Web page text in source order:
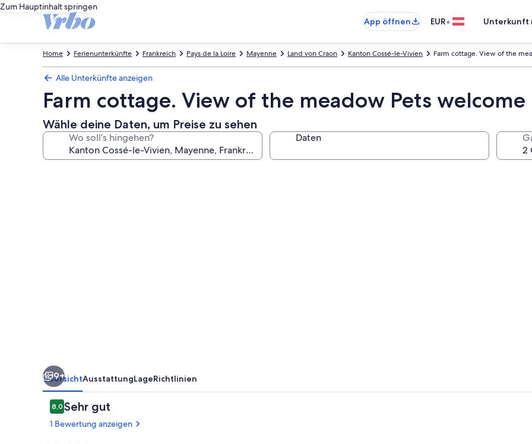
Zum Hauptinhalt springen
App öffnen
EUR• Unterkunft
Farm cottage. View of the
Kanton Cossé-le-Vivien
Land von Craon
Mayenne
Pays de la Loire
Frankreich
Ferienunterkünfte
Home
Alle Unterkünfte anzeigen
Farm cottage. View of the meadow Pets welcome
Wähle deine Daten, um Preise zu sehen
Wo soll’s hingehen? Daten
9+
ÜbersichtAusstattungLageRichtlinien
Bewertungen
8,08,0 von 10.
Sehr gut
1 Bewertung anzeigen